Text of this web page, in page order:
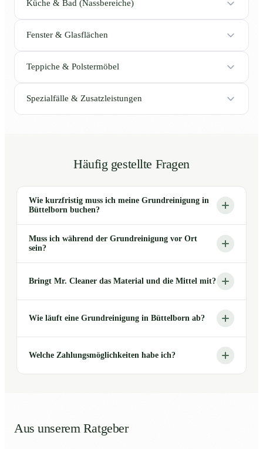
Küche & Bad (Nassbereiche)
Fenster & Glasflächen
Teppiche & Polstermöbel
Spezialfälle & Zusatzleistungen
Häufig gestellte Fragen
Wie kurzfristig muss ich meine Grundreinigung in
Büttelborn buchen?
Muss ich während der Grundreinigung vor Ort
sein?
Bringt Mr. Cleaner das Material und die Mittel mit?
Wie läuft eine Grundreinigung in Büttelborn ab?
Welche Zahlungsmöglichkeiten habe ich?
Aus unserem Ratgeber